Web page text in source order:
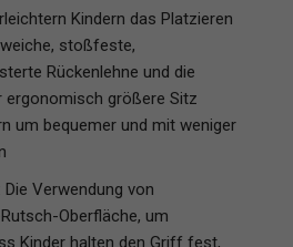
Kindern das Platzieren
stoßfeste,
Rückenlehne und die
ergonomisch größere Sitz
um bequemer und mit weniger
Verwendung von
Oberfläche, um
Kinder halten den Griff fest,